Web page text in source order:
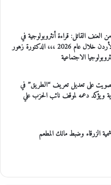
العنف القاتل: قراءة أنثروبولوجية في
وقائع مرصودة في الأردن خلال عام 2026 ،،، الدكتورة زهور
الاجتماعية
على تعديل تعريف “الطريق” في
ويؤكد دعمه لموقف نائب الحزب علي
الزرقاء وضبط مالك المطعم